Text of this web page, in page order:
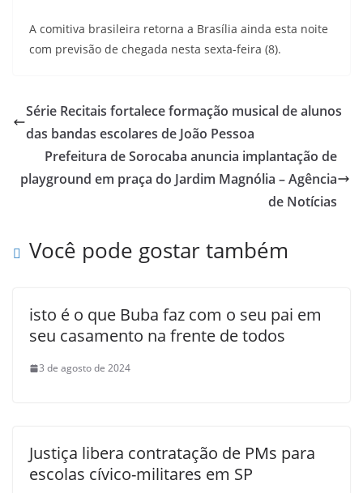
A comitiva brasileira retorna a Brasília ainda esta noite
com previsão de chegada nesta sexta-feira (8).
Série Recitais fortalece formação musical de alunos
das bandas escolares de João Pessoa
Prefeitura de Sorocaba anuncia implantação de
playground em praça do Jardim Magnólia – Agência
de Notícias
Você pode gostar também
isto é o que Buba faz com o seu pai em
seu casamento na frente de todos
3 de agosto de 2024
Justiça libera contratação de PMs para
escolas cívico-militares em SP